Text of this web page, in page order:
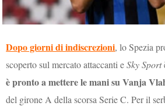
Dopo giorni di indiscrezioni, lo Spezia
scoperto sul mercato attaccanti eSky Sport
è pronto a mettere le mani su Vanja
del girone A della scorsa Serie C. Per il